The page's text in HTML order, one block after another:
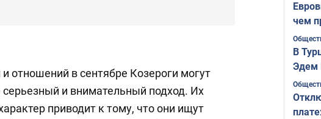
отношений в сентябре Козероги могут
и внимательный подход. Их
приводит к тому, что они ищут
чем
В
Эдем